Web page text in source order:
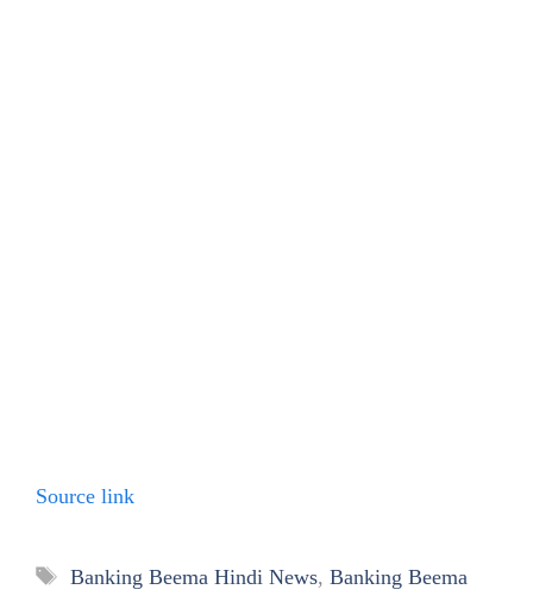
Source link
Tags
Banking Beema Hindi News, Banking Beema